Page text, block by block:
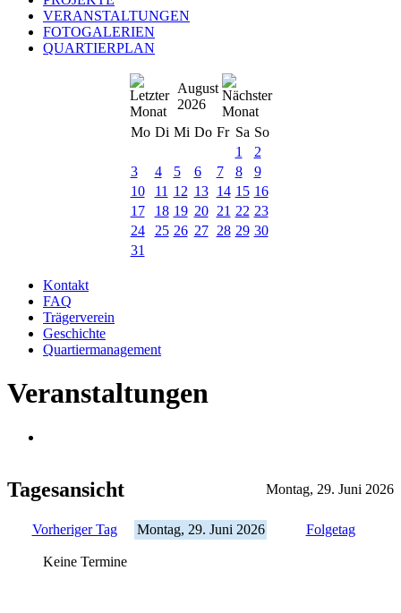
VERANSTALTUNGEN
FOTOGALERIEN
QUARTIERPLAN
August
2026
Mo Di Mi Do Fr Sa So
1
2
3
4 5 6 7 8
9
10
11 12 13 14 15 16
17
18 19 20 21 22 23
24
25 26 27 28 29 30
31
Kontakt
FAQ
Trägerverein
Geschichte
Quartiermanagement
Veranstaltungen
Tagesansicht Montag, 29. Juni 2026
Vorheriger Tag Montag, 29. Juni 2026 Folgetag
Keine Termine